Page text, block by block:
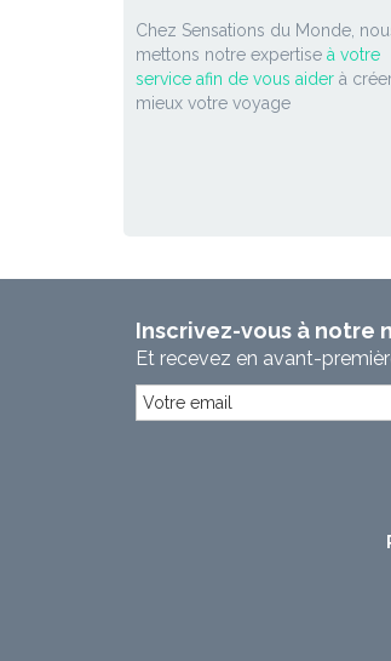
Chez Sensations du Monde,
mettons notre expertise à votre
service afin de vous aider à
mieux votre voyage
Inscrivez-vous à notre
Et recevez en avant-